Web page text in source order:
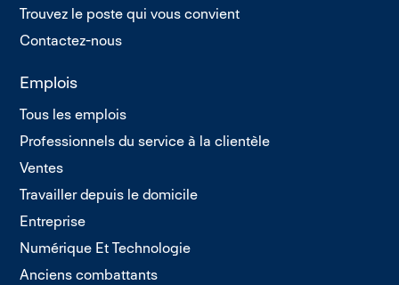
Trouvez le poste qui vous convient
Contactez-nous
Emplois
Tous les emplois
Professionnels du service à la clientèle
Ventes
Travailler depuis le domicile
Entreprise
Numérique Et Technologie
Anciens combattants